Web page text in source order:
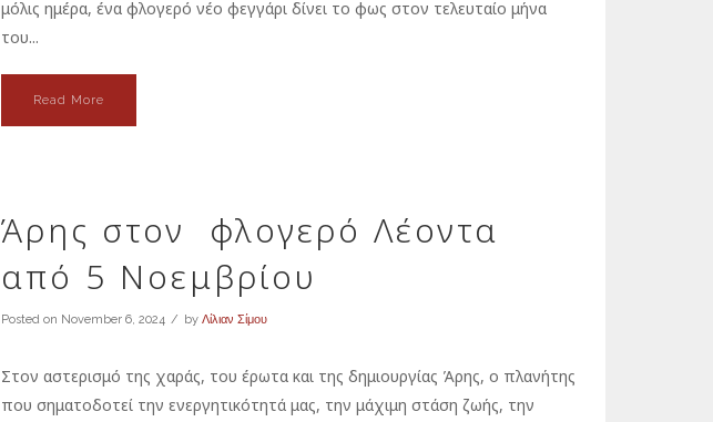
μόλις ημέρα, ένα φλογερό νέο φεγγάρι δίνει το φως στον τελευταίο μήνα
του...
Read More
Άρης στον φλογερό Λέοντα
από 5 Νοεμβρίου
Posted on November 6, 2024 by Λίλιαν Σίμου
Στον αστερισμό της χαράς, του έρωτα και της δημιουργίας Άρης, ο πλανήτης
που σηματοδοτεί την ενεργητικότητά μας, την μάχιμη στάση ζωής, την